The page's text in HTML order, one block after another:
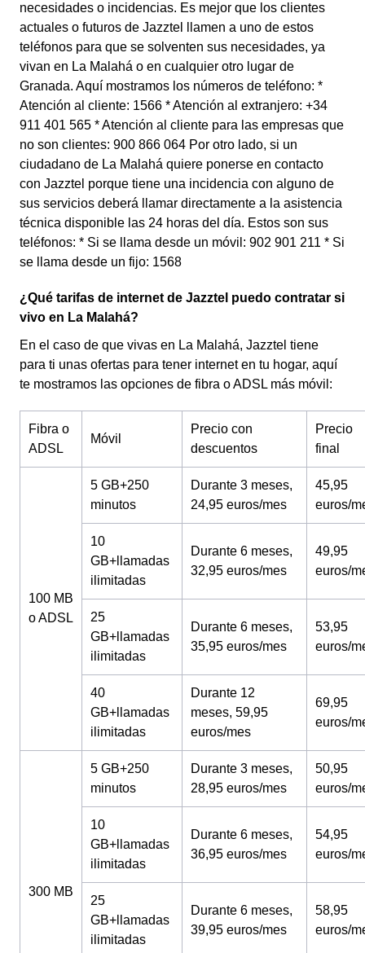
necesidades o incidencias. Es mejor que los clientes
actuales o futuros de Jazztel llamen a uno de estos
teléfonos para que se solventen sus necesidades, ya
vivan en La Malahá o en cualquier otro lugar de
Granada. Aquí mostramos los números de teléfono: *
Atención al cliente: 1566 * Atención al extranjero: +34
911 401 565 * Atención al cliente para las empresas que
no son clientes: 900 866 064 Por otro lado, si un
ciudadano de La Malahá quiere ponerse en contacto
con Jazztel porque tiene una incidencia con alguno de
sus servicios deberá llamar directamente a la asistencia
técnica disponible las 24 horas del día. Estos son sus
teléfonos: * Si se llama desde un móvil: 902 901 211 * Si
se llama desde un fijo: 1568
¿Qué tarifas de internet de Jazztel puedo contratar si
vivo en La Malahá?
En el caso de que vivas en La Malahá, Jazztel tiene
para ti unas ofertas para tener internet en tu hogar, aquí
te mostramos las opciones de fibra o ADSL más móvil:
Fibra o
ADSL
Móvil
Precio con
descuentos
Precio
final
100 MB
o ADSL
5 GB+250
minutos
Durante 3 meses,
24,95 euros/mes
45,95
euros/
10
GB+llamadas
ilimitadas
Durante 6 meses,
32,95 euros/mes
49,95
euros/
25
GB+llamadas
ilimitadas
Durante 6 meses,
35,95 euros/mes
53,95
euros/
40
GB+llamadas
ilimitadas
Durante 12
meses, 59,95
euros/mes
69,95
euros/
300 MB
5 GB+250
minutos
Durante 3 meses,
28,95 euros/mes
50,95
euros/
10
GB+llamadas
ilimitadas
Durante 6 meses,
36,95 euros/mes
54,95
euros/
25
GB+llamadas
ilimitadas
Durante 6 meses,
39,95 euros/mes
58,95
euros/